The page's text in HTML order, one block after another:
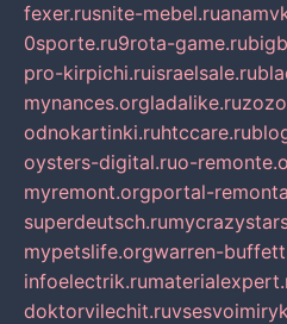
fexer.rusnite-mebel.ru
0sporte.ru9rota-game.ru
pro-kirpichi.ruisraelsale.ru
mynances.orgladalike.ru
odnokartinki.ruhtccare.ru
oysters-digital.ruo-
myremont.orgportal-
superdeutsch.ru
mypetslife.orgwarren-
infoelectrik.ru
doktorvilechit.ru